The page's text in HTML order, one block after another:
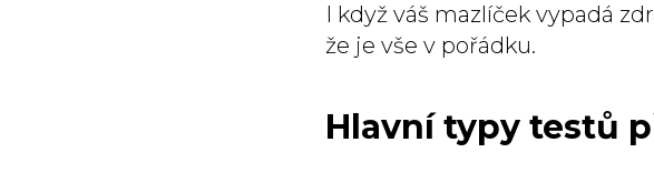
I když váš mazlíček vypadá
že je vše v pořádku.
Hlavní typy testů